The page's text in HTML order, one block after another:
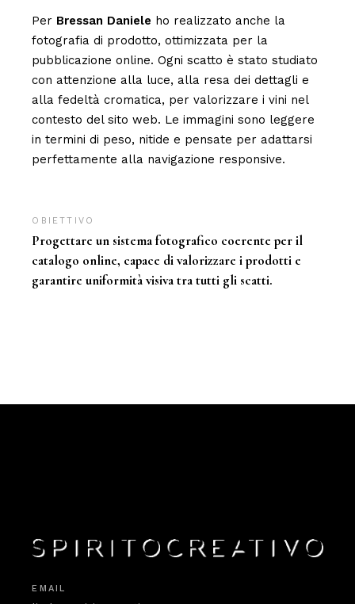
Per Bressan Daniele ho realizzato anche la
fotografia di prodotto, ottimizzata per la
pubblicazione online. Ogni scatto è stato studiato
con attenzione alla luce, alla resa dei dettagli e
alla fedeltà cromatica, per valorizzare i vini nel
contesto del sito web. Le immagini sono leggere
in termini di peso, nitide e pensate per adattarsi
perfettamente alla navigazione responsive.
OBIETTIVO:
Progettare un sistema fotografico coerente per il
catalogo online, capace di valorizzare i prodotti e
garantire uniformità visiva tra tutti gli scatti.
EMAIL